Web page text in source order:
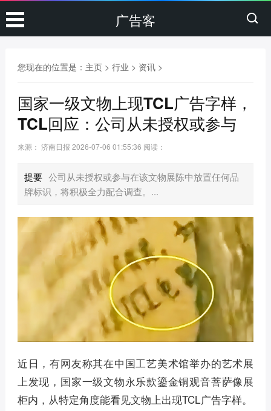
广告客
您现在的位置是： 主页> 行业 > 资讯>
国家一级文物上现TCL广告字样，
TCL回应：公司从未授权或参与
来源： 济南日报 2026-07-06 01:55:36 阅读：
提要 公司从未授权或参与在该文物展陈中放置任何品
牌标识，将积极全力配合调查。...
近日，有网友称其在中国工艺美术馆举办的艺术展
上发现，国家一级文物永乐款鎏金铜观音菩萨像展
柜内，从特定角度能看见文物上出现TCL广告字样。